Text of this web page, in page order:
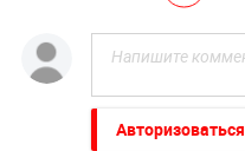
Авторизоваться